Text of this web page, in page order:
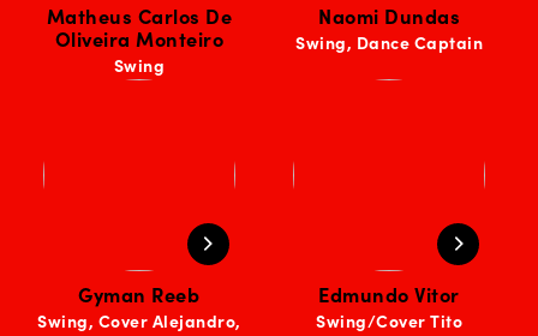
Matheus Carlos De
Oliveira Monteiro
Swing
Naomi Dundas
Swing, Dance Captain
Gyman Reeb
Swing, Cover Alejandro,
Edmundo Vitor
Swing/Cover Tito